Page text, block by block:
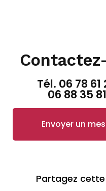
Tél. 06 78 61
06 88 35
Envoyer un
Partagez